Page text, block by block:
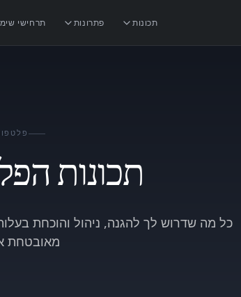
תכונות פתרונות תרחישי
תכונות
כל מה שדרוש לך להגנה, ניהול והוכחת
מאובטחת